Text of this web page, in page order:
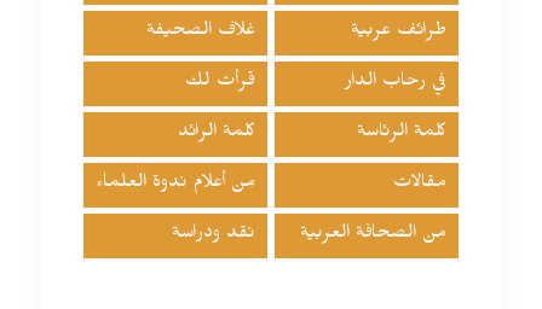
طرائف عربية غلاف الصحيفة
في رحاب الدار قرأت لك
كلمة الرئاسة كلمة الرائد
مقالات من أعلام ندوة العلماء
من الصحافة العربية نقد ودراسة